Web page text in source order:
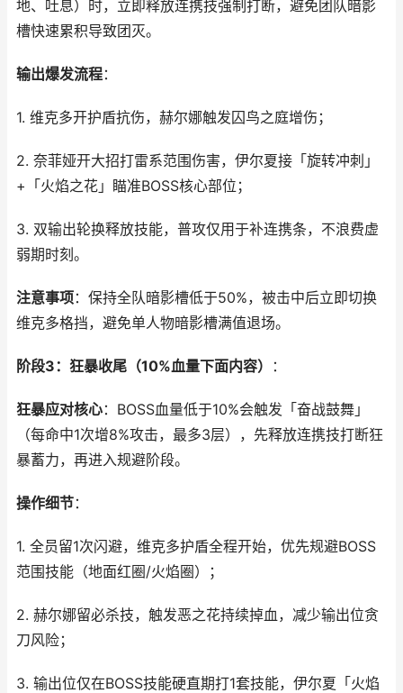
地、吐息）时，立即释放连携技强制打断，避免团队暗影
槽快速累积导致团灭。
输出爆发流程：
1. 维克多开护盾抗伤，赫尔娜触发囚鸟之庭增伤；
2. 奈菲娅开大招打雷系范围伤害，伊尔夏接「旋转冲刺」
+「火焰之花」瞄准BOSS核心部位；
3. 双输出轮换释放技能，普攻仅用于补连携条，不浪费虚
弱期时刻。
注意事项：保持全队暗影槽低于50%，被击中后立即切换
维克多格挡，避免单人物暗影槽满值退场。
阶段3：狂暴收尾（10%血量下面内容） ：
狂暴应对核心：BOSS血量低于10%会触发「奋战鼓舞」
（每命中1次增8%攻击，最多3层），先释放连携技打断狂
暴蓄力，再进入规避阶段。
操作细节：
1. 全员留1次闪避，维克多护盾全程开始，优先规避BOSS
范围技能（地面红圈/火焰圈）；
2. 赫尔娜留必杀技，触发恶之花持续掉血，减少输出位贪
刀风险；
3. 输出位仅在BOSS技能硬直期打1套技能，伊尔夏「火焰